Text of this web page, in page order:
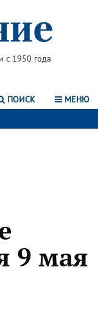
с 1950 года
ПОИСК МЕНЮ
9 мая